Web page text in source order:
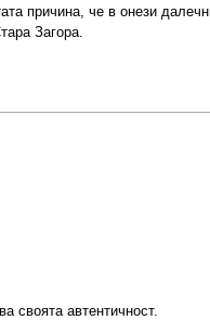
причина, че в онези
Загора.
своята автентичност.